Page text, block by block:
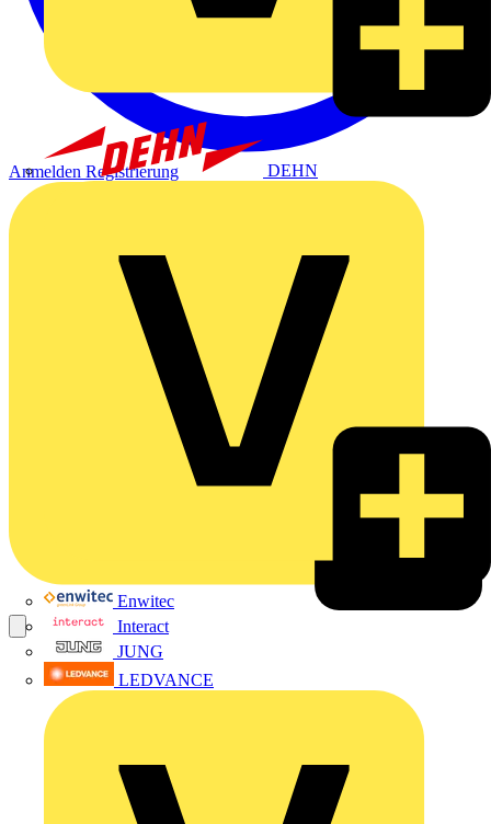
DEHN
Enwitec
Interact
JUNG
LEDVANCE
Anmelden Registrierung